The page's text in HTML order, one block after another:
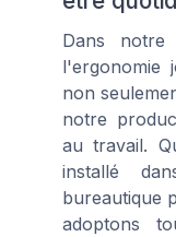
Dans notre
l'ergonomie
non
notre
au travail.
installé
bureautique
adoptons